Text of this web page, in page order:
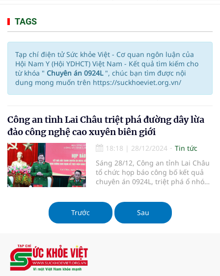
TAGS
Tạp chí điện tử Sức khỏe Việt - Cơ quan ngôn luận của
Hội Nam Y (Hội YDHCT) Việt Nam - Kết quả tìm kiếm cho
từ khóa " Chuyên án 0924L ", chúc bạn tìm được nội
dung mong muốn trên https://suckhoeviet.org.vn/
Công an tỉnh Lai Châu triệt phá đường dây lừa
đảo công nghệ cao xuyên biên giới
18:18 | 28/12/2024
Tin tức
Sáng 28/12, Công an tỉnh Lai Châu
tổ chức họp báo công bố kết quả
chuyên án 0924L, triệt phá ổ nhóm
không gian mạng.
Trước
Sau